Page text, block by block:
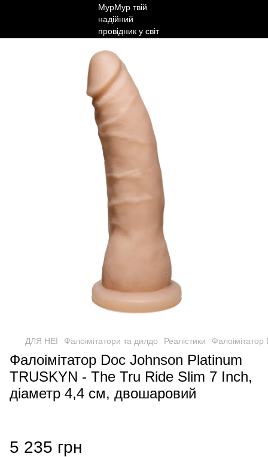
ДЛЯ НЕЇ Фалоімітатори та дилдо Реалістики
Фалоімітатор Doc Johnson Platinum
TRUSKYN - The Tru Ride Slim 7 Inch,
діаметр 4,4 см, двошаровий
5 235 грн